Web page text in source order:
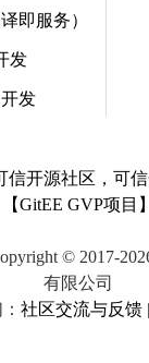
即服务）
发
开发
信开源社区，可信
【GitEE GVP项目】
© 2017-
有限公司
社区交流与反馈|